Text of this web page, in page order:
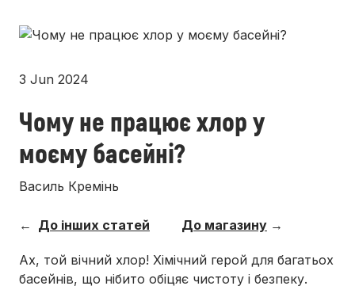
3 Jun 2024
Чому не працює хлор у
моєму басейні?
Василь Кремінь
← До інших статей До магазину →
Ах, той вічний хлор! Хімічний герой для багатьох
басейнів, що нібито обіцяє чистоту і безпеку.